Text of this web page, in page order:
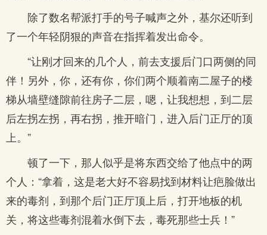
除了数名帮派打手的号子喊声之外，基尔还听到
了一个年轻阴狠的声音在指挥着发出命令。
“让刚才回来的几个人，前去支援后门口两侧的同
伴！另外，你，还有你，你们两个顺着南二屋子的楼
梯从墙壁缝隙前往房子二层，嗯，让我想想，到二层
后左拐左拐，再右拐，推开暗门，进入后门正厅的顶
上。”
顿了一下，那人似乎是将东西交给了他点中的两
个人：“拿着，这是老大好不容易找到材料让疤脸做出
来的毒剂，到那个后门正厅顶上后，打开地板的机
关，将这些毒剂混着水倒下去，毒死那些士兵！”